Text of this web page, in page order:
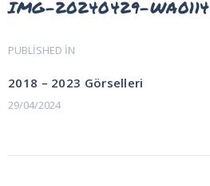
IMG-20240429-WA0114
Yazı
gezinmesi
PUBLISHED IN
2018 – 2023 Görselleri
29/04/2024